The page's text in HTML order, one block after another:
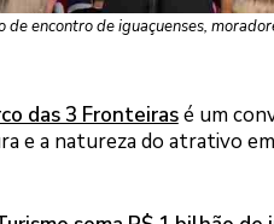
de encontro de iguaçuenses,
das 3 Fronteirasé um
e a natureza do atrativo